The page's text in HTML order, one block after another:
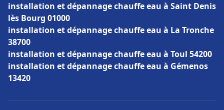
installation et dépannage chauffe eau à Saint Denis
lès Bourg 01000
installation et dépannage chauffe eau à La Tronche
38700
installation et dépannage chauffe eau à Toul 54200
installation et dépannage chauffe eau à Gémenos
13420